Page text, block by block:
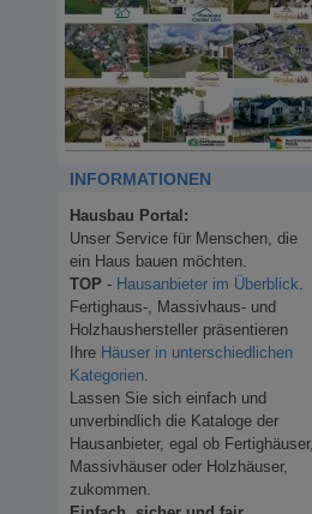
INFORMATIONEN
Hausbau Portal:
Unser Service für Menschen, die
ein Haus bauen möchten.
TOP - Hausanbieter im Überblick
Fertighaus-, Massivhaus- und
Holzhaushersteller präsentieren
Ihre Häuser in unterschiedlichen
Kategorien
Lassen Sie sich einfach und
unverbindlich die Kataloge der
Hausanbieter, egal ob Fertighäuser,
Massivhäuser oder Holzhäuser,
zukommen.